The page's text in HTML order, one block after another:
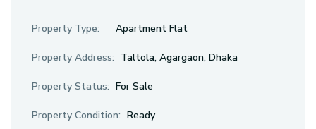
Property Type: Apartment Flat
Property Address: Taltola, Agargaon, Dhaka
Property Status: For Sale
Property Condition: Ready